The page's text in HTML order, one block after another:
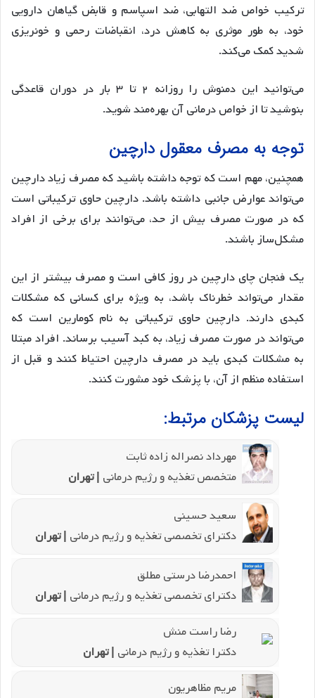
ترکیب خواص ضد التهابی، ضد اسپاسم و قابض گیاهان دارویی
خود، به طور موثری به کاهش درد، انقباضات رحمی و خونریزی
شدید کمک می‌کند.
می‌توانید این دمنوش را روزانه ۲ تا ۳ بار در دوران قاعدگی
بنوشید تا از خواص درمانی آن بهره‌مند شوید.
توجه به مصرف معقول دارچین
همچنین، مهم است که توجه داشته باشید که مصرف زیاد دارچین
می‌تواند عوارض جانبی داشته باشد. دارچین حاوی ترکیباتی است
که در صورت مصرف بیش از حد، می‌توانند برای برخی از افراد
مشکل‌ساز باشند.
یک فنجان چای دارچین در روز کافی است و مصرف بیشتر از این
مقدار می‌تواند خطرناک باشد، به ویژه برای کسانی که مشکلات
کبدی دارند. دارچین حاوی ترکیباتی به نام کومارین است که
می‌تواند در صورت مصرف زیاد، به کبد آسیب برساند. افراد مبتلا
به مشکلات کبدی باید در مصرف دارچین احتیاط کنند و قبل از
استفاده منظم از آن، با پزشک خود مشورت کنند.
لیست پزشکان مرتبط:
مهرداد نصراله زاده ثابت
متخصص تغذیه و رژیم درمانی | تهران
سعید حسینی
دکترای تخصصی تغذیه و رژیم درمانی | تهران
احمدرضا درستی مطلق
دکترای تخصصی تغذیه و رژیم درمانی | تهران
رضا راست منش
دکترا تغذیه و رژیم درمانی | تهران
مریم مظاهریون